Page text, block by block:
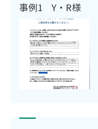
事例1 Y・R様